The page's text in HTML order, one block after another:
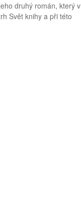
druhý román, který v
Svět knihy a při této